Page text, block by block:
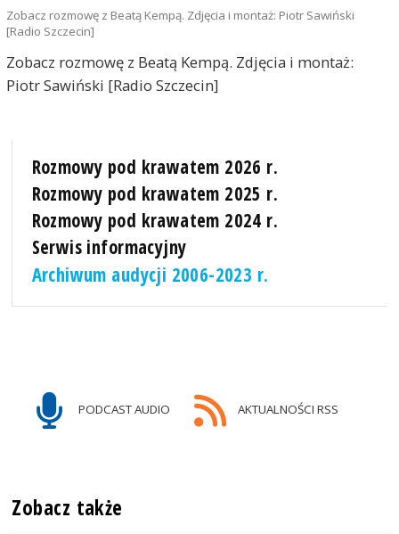
Zobacz rozmowę z Beatą Kempą. Zdjęcia i montaż: Piotr Sawiński
[Radio Szczecin]
Zobacz rozmowę z Beatą Kempą. Zdjęcia i montaż:
Piotr Sawiński [Radio Szczecin]
Rozmowy pod krawatem 2026 r.
Rozmowy pod krawatem 2025 r.
Rozmowy pod krawatem 2024 r.
Serwis informacyjny
Archiwum audycji 2006-2023 r.
PODCAST AUDIO AKTUALNOŚCI RSS
Zobacz także